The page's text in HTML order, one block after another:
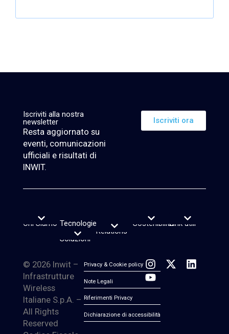
Iscriviti alla nostra
newsletter
Resta aggiornato su
eventi, comunicazioni
ufficiali e risultati di
INWIT.
Iscriviti ora
Chi Siamo Tecnologie
Soluzioni
Investor
Relations
SostenibilitàLink utili
© 2026 Inwit –
Infrastrutture
Wireless
Italiane S.p.A. –
All Rights
Reserved
Privacy & Cookie policy
Note Legali
Riferimenti Privacy
Dichiarazione di accessibilità